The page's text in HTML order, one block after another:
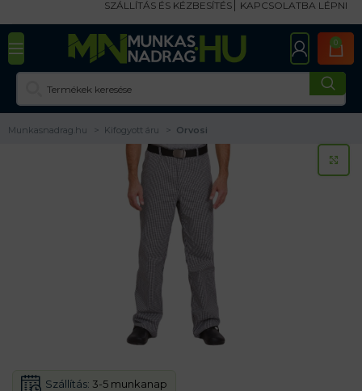
SZÁLLÍTÁS ÉS KÉZBESÍTÉS KAPCSOLATBA LÉPNI
0
Munkasnadrag.hu Kifogyott áru Orvosi
Szállítás: 3-5 munkanap